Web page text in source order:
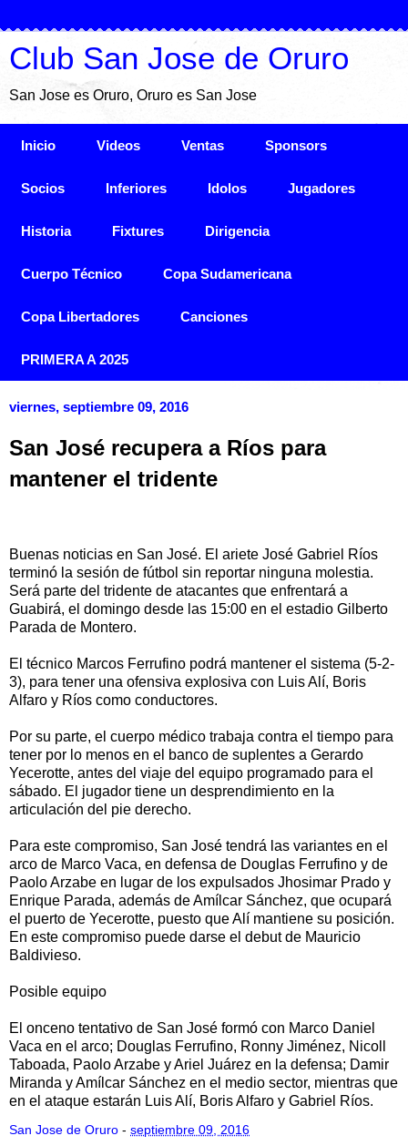
Club San Jose de Oruro
San Jose es Oruro, Oruro es San Jose
Inicio Videos Ventas Sponsors
Socios Inferiores Idolos Jugadores
Historia Fixtures Dirigencia
Cuerpo Técnico Copa Sudamericana
Copa Libertadores Canciones
PRIMERA A 2025
viernes, septiembre 09, 2016
San José recupera a Ríos para
mantener el tridente
Buenas noticias en San José. El ariete José Gabriel Ríos
terminó la sesión de fútbol sin reportar ninguna molestia.
Será parte del tridente de atacantes que enfrentará a
Guabirá, el domingo desde las 15:00 en el estadio Gilberto
Parada de Montero.
El técnico Marcos Ferrufino podrá mantener el sistema (5-2-
3), para tener una ofensiva explosiva con Luis Alí, Boris
Alfaro y Ríos como conductores.
Por su parte, el cuerpo médico trabaja contra el tiempo para
tener por lo menos en el banco de suplentes a Gerardo
Yecerotte, antes del viaje del equipo programado para el
sábado. El jugador tiene un desprendimiento en la
articulación del pie derecho.
Para este compromiso, San José tendrá las variantes en el
arco de Marco Vaca, en defensa de Douglas Ferrufino y de
Paolo Arzabe en lugar de los expulsados Jhosimar Prado y
Enrique Parada, además de Amílcar Sánchez, que ocupará
el puerto de Yecerotte, puesto que Alí mantiene su posición.
En este compromiso puede darse el debut de Mauricio
Baldivieso.
Posible equipo
El onceno tentativo de San José formó con Marco Daniel
Vaca en el arco; Douglas Ferrufino, Ronny Jiménez, Nicoll
Taboada, Paolo Arzabe y Ariel Juárez en la defensa; Damir
Miranda y Amílcar Sánchez en el medio sector, mientras que
en el ataque estarán Luis Alí, Boris Alfaro y Gabriel Ríos.
San Jose de Oruro - septiembre 09, 2016